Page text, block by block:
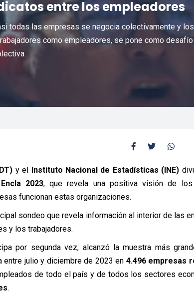
entre los empleadores
todas las empresas se negocia colectivamente y
como empleadores, se pone como
y el Instituto Nacional de Estadísticas (INE)
2023, que revela una positiva visión de
funcionan estas organizaciones.
sondeo que revela información al interior de las
y los trabajadores.
por segunda vez, alcanzó la muestra más
entre julio y diciembre de 2023 en 4.496 empresas
de todo el país y de todos los sectores
.